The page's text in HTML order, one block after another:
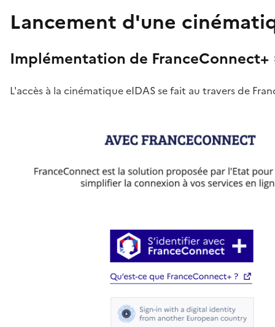
Lancement d'une
Implémentation de FranceConnect+
L'accès à la cinématique eIDAS se fait au travers de